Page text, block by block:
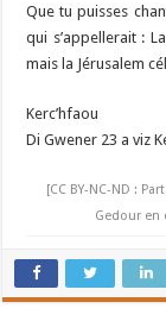
Que tu puisses
qui s’appellerait :
mais la Jérusalem
Kerc’hfaou
Di Gwener 23 a viz
[CC BY-NC-ND :
Gedour en